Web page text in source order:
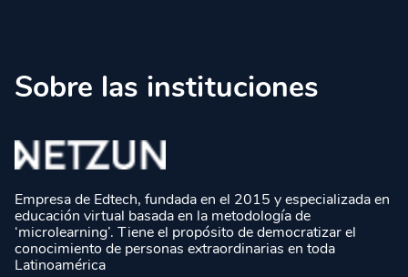
Sobre las instituciones
Empresa de Edtech, fundada en el 2015 y especializada en
educación virtual basada en la metodología de
‘microlearning’. Tiene el propósito de democratizar el
conocimiento de personas extraordinarias en toda
Latinoamérica